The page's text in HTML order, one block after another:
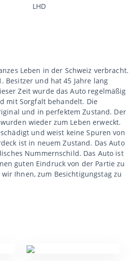
LHD
Leben in der Schweiz verbracht.
Besitzer und hat 45 Jahre lang
Zeit wurde das Auto regelmäßig
mit Sorgfalt behandelt. Die
und in perfektem Zustand. Der
wieder zum Leben erweckt.
und weist keine Spuren von
ist in neuem Zustand. Das Auto
Nummernschild. Das Auto ist
guten Eindruck von der Partie zu
Ihnen, zum Besichtigungstag zu